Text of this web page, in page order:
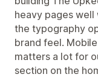
heavy pages
the typography
brand feel.
matters a lot for
section on the